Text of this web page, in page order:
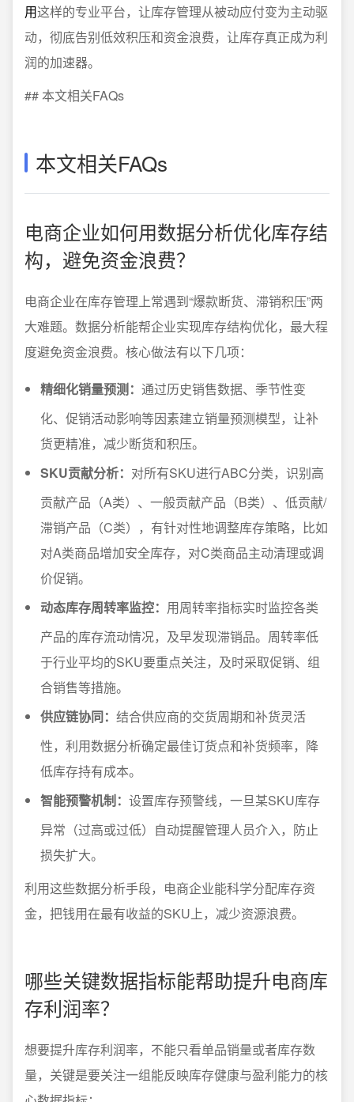
用这样的专业平台，让库存管理从被动应付变为主动驱
动，彻底告别低效积压和资金浪费，让库存真正成为利
润的加速器。
## 本文相关FAQs
本文相关FAQs
电商企业如何用数据分析优化库存结
构，避免资金浪费？
电商企业在库存管理上常遇到“爆款断货、滞销积压”两
大难题。数据分析能帮企业实现库存结构优化，最大程
度避免资金浪费。核心做法有以下几项：
精细化销量预测： 通过历史销售数据、季节性变
化、促销活动影响等因素建立销量预测模型，让补
货更精准，减少断货和积压。
SKU贡献分析： 对所有SKU进行ABC分类，识别高
贡献产品（A类）、一般贡献产品（B类）、低贡献/
滞销产品（C类），有针对性地调整库存策略，比如
对A类商品增加安全库存，对C类商品主动清理或调
价促销。
动态库存周转率监控： 用周转率指标实时监控各类
产品的库存流动情况，及早发现滞销品。周转率低
于行业平均的SKU要重点关注，及时采取促销、组
合销售等措施。
供应链协同： 结合供应商的交货周期和补货灵活
性，利用数据分析确定最佳订货点和补货频率，降
低库存持有成本。
智能预警机制： 设置库存预警线，一旦某SKU库存
异常（过高或过低）自动提醒管理人员介入，防止
损失扩大。
利用这些数据分析手段，电商企业能科学分配库存资
金，把钱用在最有收益的SKU上，减少资源浪费。
哪些关键数据指标能帮助提升电商库
存利润率？
想要提升库存利润率，不能只看单品销量或者库存数
量，关键是要关注一组能反映库存健康与盈利能力的核